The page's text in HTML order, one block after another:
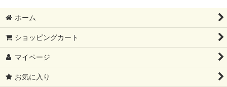
ホーム
ショッピングカート
マイページ
お気に入り